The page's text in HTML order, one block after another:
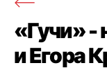
«Гучи» -
и Егора